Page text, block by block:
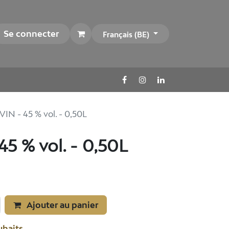
Se connecter Français (BE)
- 45 % vol. - 0,50L
% vol. - 0,50L
Ajouter au panier